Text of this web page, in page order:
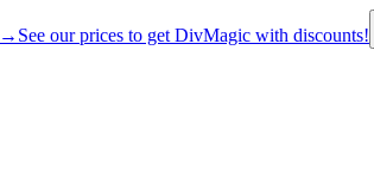
→ See our prices to get DivMagic with discounts!